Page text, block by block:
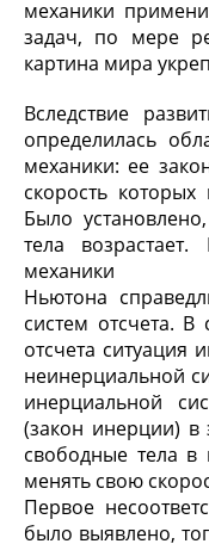
механики
задач, по мере
картина мира
Вследствие
определилась
механики: ее
скорость
Было
тела
механики
Ньютона
систем отсчета. В
отсчета ситуация
неинерциальной
инерциальной
(закон инерции) в
свободные тела в
менять свою
Первое
было выявлено,